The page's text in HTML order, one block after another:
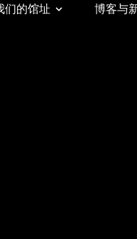
们的馆址 博客与